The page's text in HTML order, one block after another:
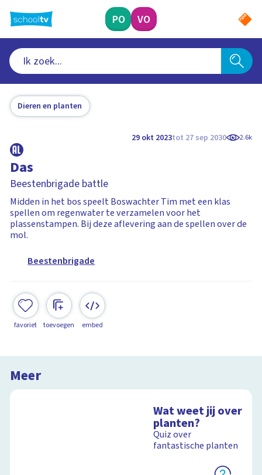
naar
hoofdinhoud
PO VO
Dieren en planten
29 okt 2023tot 27 sep 2030 2.6k
Das
Beestenbrigade battle
Midden in het bos speelt Boswachter Tim met een klas
spellen om regenwater te verzamelen voor het
plassenstampen. Bij deze aflevering aan de spellen over de
mol.
Beestenbrigade
favoriet toevoegen embed
Meer
Wat weet jij over
planten?
Quiz over
fantastische planten